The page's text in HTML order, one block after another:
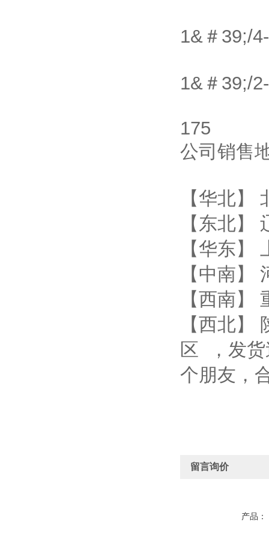
1&＃39;/
1&＃39;/
175
公司销售
【华北】
【东北】
【华东
【中南
【西南】
【西北
区 ，发货
个朋友，
留言询价
产品：